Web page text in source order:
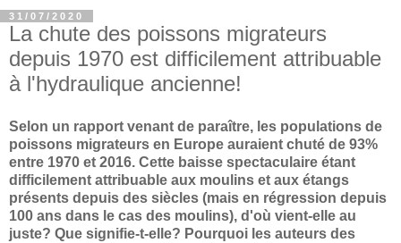
31/07/2020
La chute des poissons migrateurs
depuis 1970 est difficilement attribuable
à l'hydraulique ancienne!
Selon un rapport venant de paraître, les populations de
poissons migrateurs en Europe auraient chuté de 93%
entre 1970 et 2016. Cette baisse spectaculaire étant
difficilement attribuable aux moulins et aux étangs
présents depuis des siècles (mais en régression depuis
100 ans dans le cas des moulins), d'où vient-elle au
juste? Que signifie-t-elle? Pourquoi les auteurs des